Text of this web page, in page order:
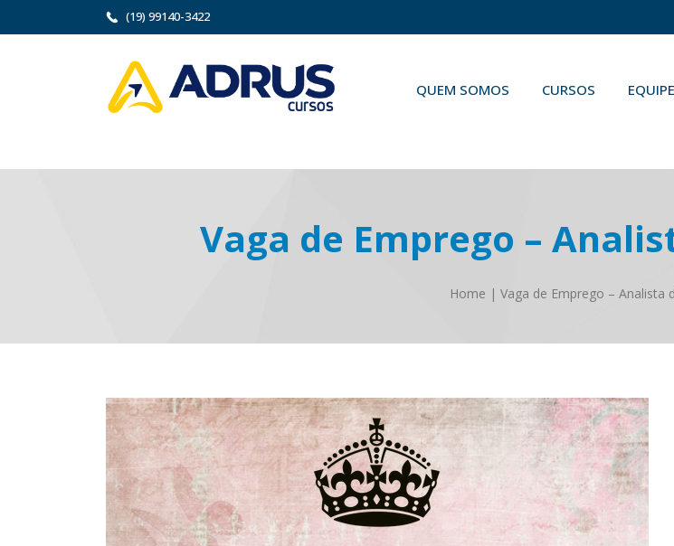
(19) 99140-3422
QUEM SOMOS CURSOS EQUIPE
Vaga de Emprego –
Home | Vaga de Emprego – Analista